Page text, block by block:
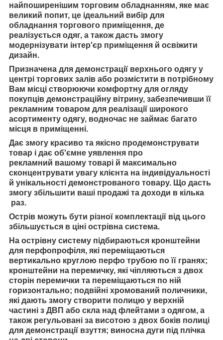
найпоширенішим торговим обладнанням, яке має
великий попит, це ідеальний вибір для
обладнання торгового приміщення, де
реалізується одяг, а також дасть змогу
модернізувати інтер'єр приміщення й освіжити
дизайн.
Призначена для демонстрації верхнього одягу у
центрі торгових залів або розмістити в потрібному
Вам місці створюючи комфортну для огляду
покупців демонстраційну вітрину, забезпечивши її
рекламним товаром для реалізації широкого
асортименту одягу, водночас не займає багато
місця в приміщенні.
Дає змогу красиво та якісно продемонструвати
товар і дає об'ємне уявлення про
рекламний вашому товарі й максимально
сконцентрувати увагу клієнта на індивідуальності
й унікальності демонстрованого товару. Що дасть
змогу збільшити ваші продажі та доходи в кілька
раз.
Острів можуть бути різної комплектації від цього
збільшується в ціні острівна система.
На острівну систему підбираються кронштейни
для перфопрофіля, які переміщаються
вертикально круглою перфо трубою по її гранях;
кронштейни на перемичку, які чіпляються з двох
сторін перемички та переміщаються по ній
горизонтально; подвійні хромований поличники,
які дають змогу створити полицю у верхній
частині з ДВП або скла над флейтами з одягом, а
також регульовані за висотою з двох боків полиці
для демонстрації взуття; виносна дуги під плічка